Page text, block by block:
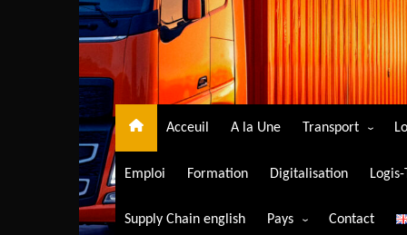
Acceuil A la Une Transport
Transport aérien
Transport
Emploi Formation Digitalisation
Supply Chain english Pays Contact